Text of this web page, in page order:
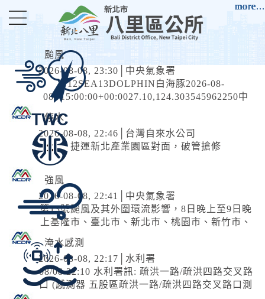
颱風
2026-08-08, 23:30│中央氣象署
12SEA13DOLPHIN白海豚2026-08-
08T15:00:00+00:0027.10,124.303545962250中
09T15:00:00+00:0028.20,120.703038975200中
度颱風 白海豚（國際...
more...
停水
2026-08-08, 22:46│台灣自來水公司
捷運新北產業園區對面，破管搶修
more...
強風
2026-08-08, 22:41│中央氣象署
第13號颱風及其外圍環流影響，8日晚上至9日晚
上基隆市、臺北市、新北市、桃園市、新竹市、
東縣、宜蘭縣、臺東縣(含蘭嶼、綠島)、澎湖
縣、連江縣局部地區有平均風6級以上或陣風8級
以上發生的機率(黃色燈號)，請注意。
more...
淹水感測
2026-08-08, 22:17│水利署
08/08 22:10 水利署訊: 疏洪一路/疏洪四路交叉路
口 (感測器 五股區疏洪一路/疏洪四路交叉路口測
more...
more...
more...
more...
more...
more...
more...
more...
more...
more...
more...
more...